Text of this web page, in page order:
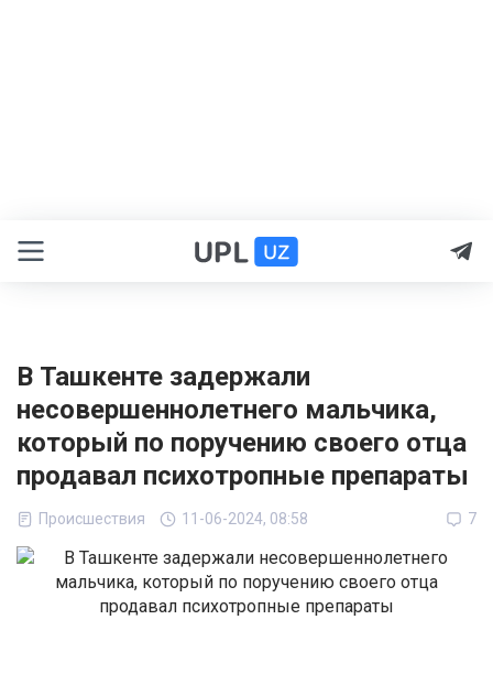
В Ташкенте задержали
несовершеннолетнего мальчика,
который по поручению своего отца
продавал психотропные препараты
Происшествия 11-06-2024, 08:58 7